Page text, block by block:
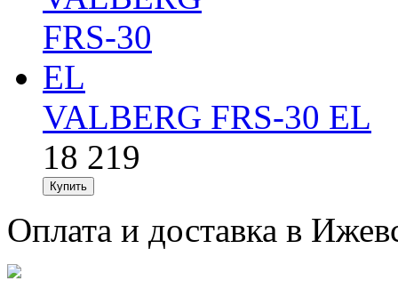
VALBERG FRS-30 EL
18 219
Оплата и доставка в